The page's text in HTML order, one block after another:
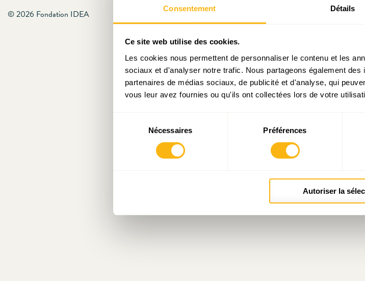
Consentement Détails
Ce site web utilise des cookies.
Les cookies nous permettent de personnaliser le contenu et les
sociaux et d'analyser notre trafic. Nous partageons également
partenaires de médias sociaux, de publicité et d'analyse, qui
vous leur avez fournies ou qu'ils ont collectées lors de votre
consentement
Nécessaires Préférences
Autoriser la
© 2026 Fondation IDEA